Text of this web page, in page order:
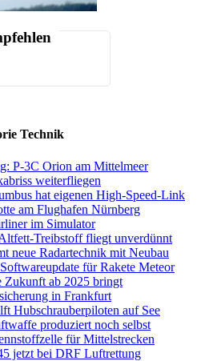
Technik
P-3C Orion am Mittelmeer
weiterfliegen
hat eigenen High-Speed-Link
am Flughafen Nürnberg
im Simulator
Treibstoff fliegt unverdünnt
neue Radartechnik mit Neubau
für Rakete Meteor
Zukunft ab 2025 bringt
in Frankfurt
Hubschrauberpiloten auf See
produziert noch selbst
für Mittelstrecken
jetzt bei DRF Luftrettung